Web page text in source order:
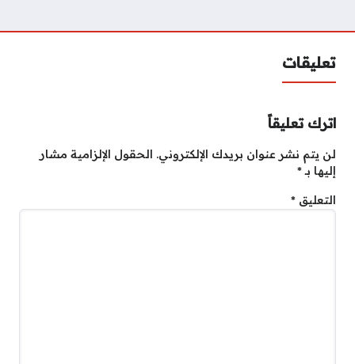
تعليقات
اترك تعليقاً
لن يتم نشر عنوان بريدك الإلكتروني. الحقول الإلزامية مشار
إليها بـ*
التعليق *